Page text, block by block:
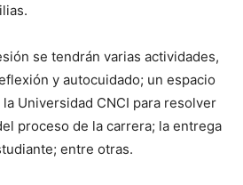
se tendrán varias actividades,
y autocuidado; un espacio
Universidad CNCI para resolver
proceso de la carrera; la entrega
entre otras.